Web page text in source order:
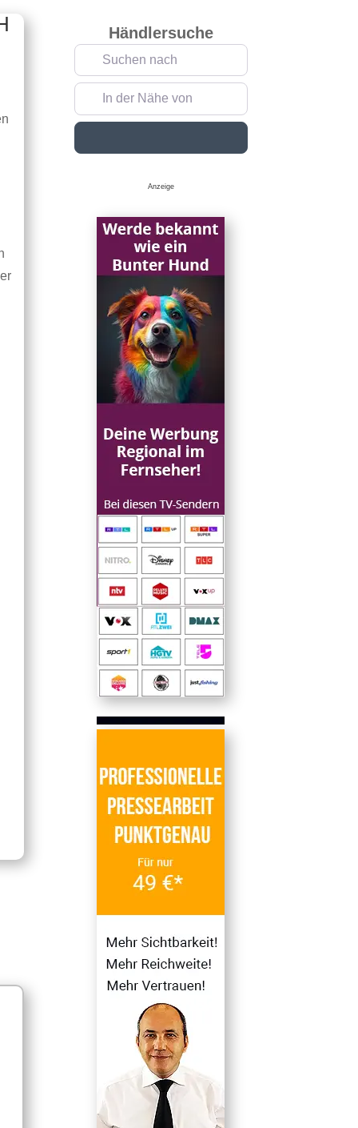
Händlersuche
Suchen nach
In der Nähe von
Anzeige